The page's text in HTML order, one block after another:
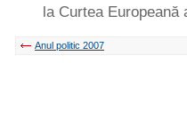
la Curtea Europeană
Anul politic 2007